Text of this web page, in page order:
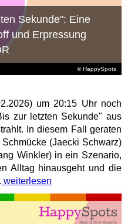
© HappySpots
Sekunde": Eine
und Erpressung
um 20:15 Uhr noch
zur letzten Sekunde" aus
In diesem Fall geraten
(Jaecki Schwarz)
Winkler) in ein Szenario,
Alltag hinausgeht und die
weiterlesen